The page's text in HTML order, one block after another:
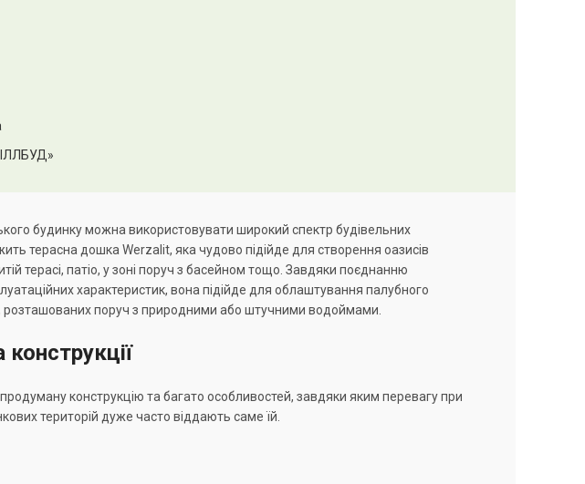
будинку можна використовувати широкий спектр будівельних
терасна дошка Werzalit, яка чудово підійде для створення оазисів
терасі, патіо, у зоні поруч з басейном тощо. Завдяки поєднанню
характеристик, вона підійде для облаштування палубного
розташованих поруч з природними або штучними водоймами.
конструкцію та багато особливостей, завдяки яким перевагу при
територій дуже часто віддають саме їй.